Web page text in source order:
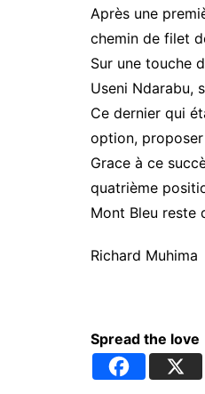
Après une
chemin de filet
Sur une touche
Useni Ndarabu,
Ce dernier qui
option,
Grace à ce
quatrième
Mont Bleu reste
Richard Muhima
Spread the love